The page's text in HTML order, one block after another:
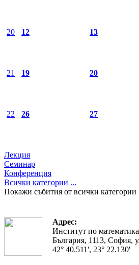
20 12 13
21 19 20
22 26 27
Лекция
Семинар
Конференция
Всички категории ...
Покажи събития от всички категории
Адрес:
Институт по
България, 1113, София,
42° 40.511', 23° 22.130'